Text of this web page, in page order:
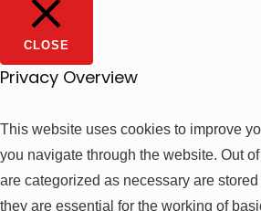
CLOSE
Privacy Overview
This website uses cookies to improve
you navigate through the website. Out
are categorized as necessary are
they are essential for the working of